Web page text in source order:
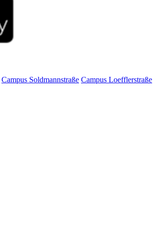
Campus Soldmannstraße Campus Loefflerstraße